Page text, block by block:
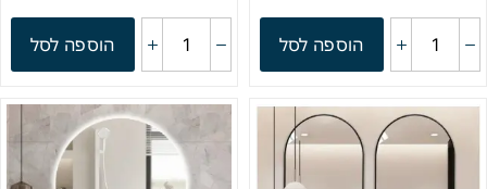
הוספה לסל הוספה לסל